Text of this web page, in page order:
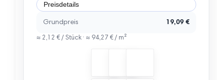
Preisdetails
Grundpreis 19,09 €
≈ 2,12 € / Stück · ≈ 94,27 € / m²